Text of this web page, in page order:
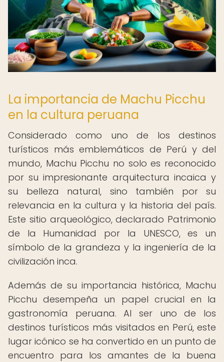
La importancia de Machu Picchu
en la cultura peruana
Considerado como uno de los destinos
turísticos más emblemáticos de Perú y del
mundo, Machu Picchu no solo es reconocido
por su impresionante arquitectura incaica y
su belleza natural, sino también por su
relevancia en la cultura y la historia del país.
Este sitio arqueológico, declarado Patrimonio
de la Humanidad por la UNESCO, es un
símbolo de la grandeza y la ingeniería de la
civilización inca.
Además de su importancia histórica, Machu
Picchu desempeña un papel crucial en la
gastronomía peruana. Al ser uno de los
destinos turísticos más visitados en Perú, este
lugar icónico se ha convertido en un punto de
encuentro para los amantes de la buena